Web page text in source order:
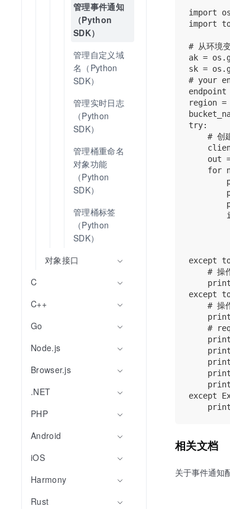
管理事件通知
（Python
SDK）
管理自定义域
名（Python
SDK）
管理实时日志
（Python
SDK）
管理桶重命名
对象功能
（Python
SDK）
管理桶标签
（Python
SDK）
对象接口
C
C++
Go
Node.js
Browser.js
.NET
PHP
Android
iOS
Harmony
Rust
import os
import
# 从环境
ak =
sk =
# your
region
try:
# 创
out
for
except
# 操
except
# 操
#
except
相关文档
关于事件通知